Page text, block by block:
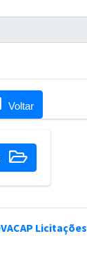
Voltar

Licitações